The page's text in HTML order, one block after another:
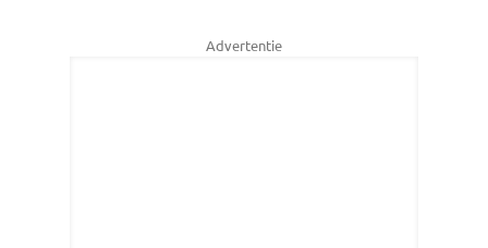
Advertentie